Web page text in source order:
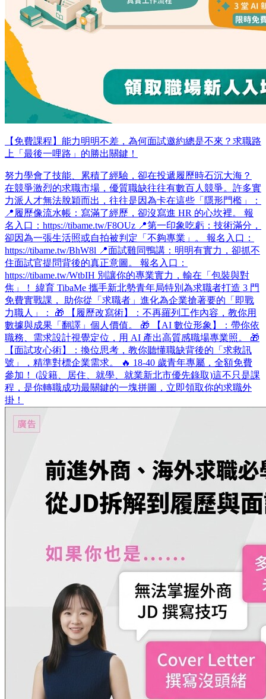
【免費課程】能力明明不差，為何面試邀約總是不來？求職路
上「最後一哩路」的勝出關鍵！
努力學會了技能、累積了經驗，卻在投遞履歷時石沉大海？
在競爭激烈的求職市場，優質職缺往往有數百人競爭。許多實
力派人才無法脫穎而出，往往是因為卡在這些「隱形門檻」：
📍履歷像流水帳：寫滿了經歷，卻沒寫進 HR 的心坎裡。 報
名入口：https://tibame.tw/F8OUz 📍第一印象吃虧：技術滿分，
卻因為一張生活照或自拍被判定「不夠專業」。 報名入口：
https://tibame.tw/BhW8l 📍面試雞同鴨講：明明有實力，卻抓不
住面試官提問背後的真正意圖。 報名入口：
https://tibame.tw/WtbIH 別讓你的專業實力，輸在「包裝與對
焦」！ 緯育 TibaMe 攜手新北勢青年局特別為求職者打造 3 門
免費實戰課， 助你從「求職者」進化為企業搶著要的「即戰
力職人」： 🎁 【履歷改寫術】：不再羅列工作內容，教你用
數據與成果「翻譯」個人價值。 🎁 【AI 數位形象】：帶你依
職務、需求設計視覺定位，用 AI 產出高質感職場專業照。 🎁
【面試攻心術】：換位思考，教你聽懂職缺背後的「求救訊
號」，精準對標企業需求。 🔥 18-40 歲青年專屬，全額免費
參加！ (設籍、居住、就學、就業新北市優先錄取)​ 這不只是課
程，是你轉職成功最關鍵的一塊拼圖，立即領取你的求職外
掛！